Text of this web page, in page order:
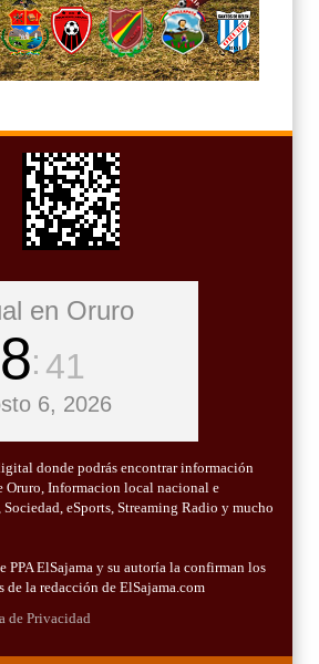
en Oruro
43
6, 2026
donde podrás encontrar información
Oruro, Informacion local nacional e
eSports, Streaming Radio y mucho
PPA ElSajama y su autoría la confirman los
de la redacción de ElSajama.com
de Privacidad